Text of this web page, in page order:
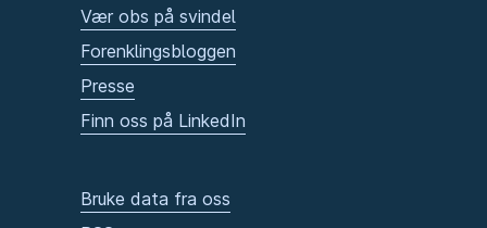
Vær obs på svindel
Forenklingsbloggen
Presse
Finn oss på LinkedIn
Bruke data fra oss